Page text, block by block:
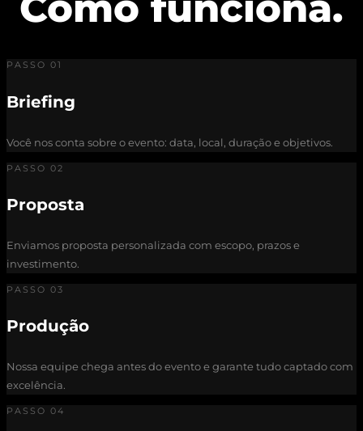
PASSO 01
Briefing
Você nos conta sobre o evento: data, local, duração e objetivos.
PASSO 02
Proposta
Enviamos proposta personalizada com escopo, prazos e
investimento.
PASSO 03
Produção
Nossa equipe chega antes do evento e garante tudo captado com
excelência.
PASSO 04